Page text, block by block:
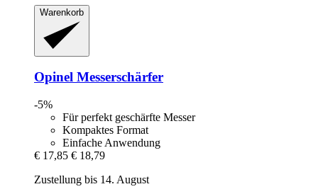
Warenkorb
Opinel Messerschärfer
-5%
Für perfekt geschärfte Messer
Kompaktes Format
Einfache Anwendung
€ 17,85 € 18,79
Zustellung bis 14. August